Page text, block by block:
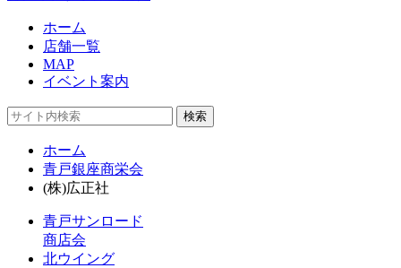
ホーム
店舗一覧
MAP
イベント案内
検索
ホーム
青戸銀座商栄会
(株)広正社
青戸サンロード
商店会
北ウイング